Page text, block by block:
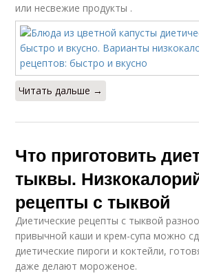
или несвежие продукты .
Читать дальше →
Что приготовить
тыквы.
рецепты с тыквой
Диетические рецепты с тыквой
привычной каши и крем-супа можно
диетические пироги и коктейли,
даже делают мороженое.